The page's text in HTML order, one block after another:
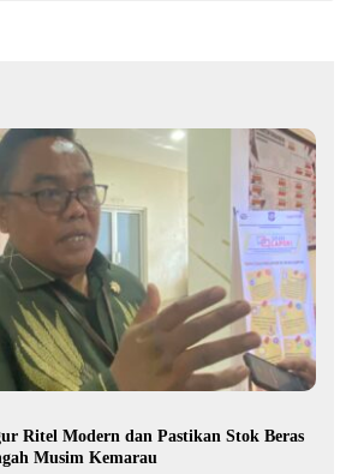
Ritel Modern dan Pastikan Stok Beras
Musim Kemarau